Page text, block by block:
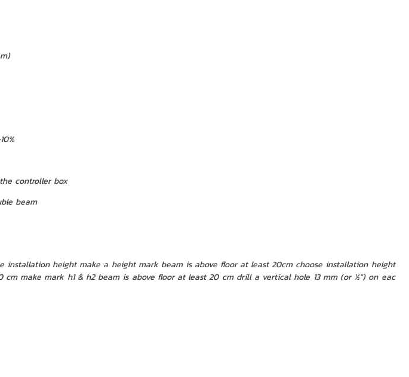
controller box
beam
height make a height mark beam is above floor at least 20cm choose installation height
cm make mark h1 & h2 beam is above floor at least 20 cm drill a vertical hole 13 mm (or ½”) on eac